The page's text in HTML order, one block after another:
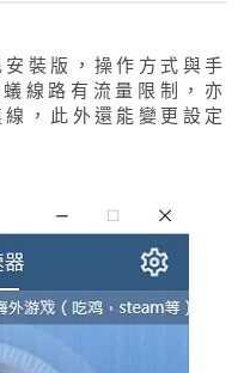
裝版，操作方式與手
線路有流量限制，亦
，此外還能變更設定